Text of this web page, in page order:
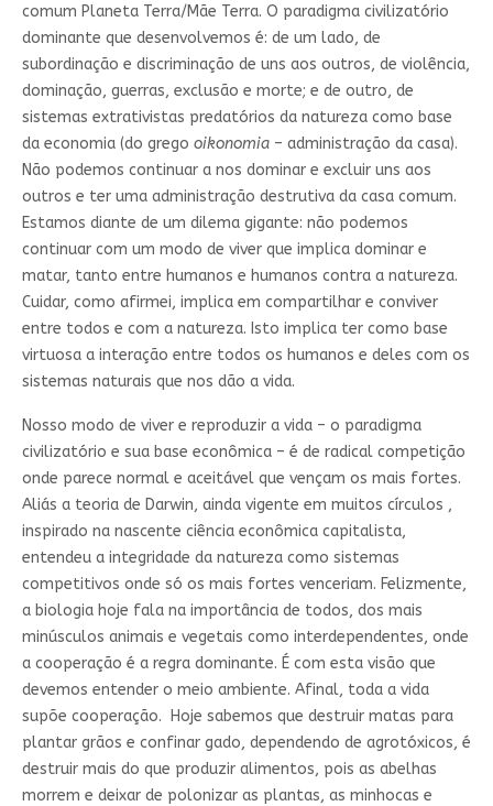
comum Planeta Terra/Mãe Terra. O paradigma civilizatório
dominante que desenvolvemos é: de um lado, de
subordinação e discriminação de uns aos outros, de violência,
dominação, guerras, exclusão e morte; e de outro, de
sistemas extrativistas predatórios da natureza como base
da economia (do grego oikonomia– administração da casa).
Não podemos continuar a nos dominar e excluir uns aos
outros e ter uma administração destrutiva da casa comum.
Estamos diante de um dilema gigante: não podemos
continuar com um modo de viver que implica dominar e
matar, tanto entre humanos e humanos contra a natureza.
Cuidar, como afirmei, implica em compartilhar e conviver
entre todos e com a natureza. Isto implica ter como base
virtuosa a interação entre todos os humanos e deles com os
sistemas naturais que nos dão a vida.
Nosso modo de viver e reproduzir a vida – o paradigma
civilizatório e sua base econômica – é de radical competição
onde parece normal e aceitável que vençam os mais fortes.
Aliás a teoria de Darwin, ainda vigente em muitos círculos ,
inspirado na nascente ciência econômica capitalista,
entendeu a integridade da natureza como sistemas
competitivos onde só os mais fortes venceriam. Felizmente,
a biologia hoje fala na importância de todos, dos mais
minúsculos animais e vegetais como interdependentes, onde
a cooperação é a regra dominante. É com esta visão que
devemos entender o meio ambiente. Afinal, toda a vida
supõe cooperação. Hoje sabemos que destruir matas para
plantar grãos e confinar gado, dependendo de agrotóxicos, é
destruir mais do que produzir alimentos, pois as abelhas
morrem e deixar de polonizar as plantas, as minhocas e